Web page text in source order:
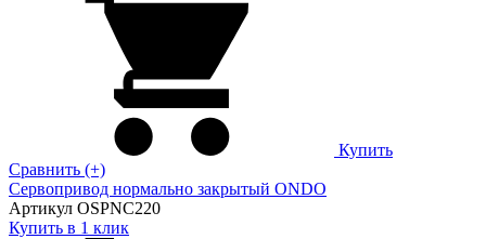
Купить
Сравнить (+)
Сервопривод нормально закрытый ONDO
Артикул OSPNC220
Купить в 1 клик